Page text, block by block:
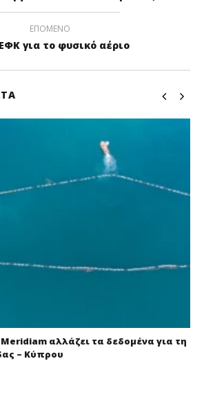
ΕΠΌΜΕΝΟ
για το φυσικό αέριο
Meridiam αλλάζει τα δεδομένα για τη
– Κύπρου